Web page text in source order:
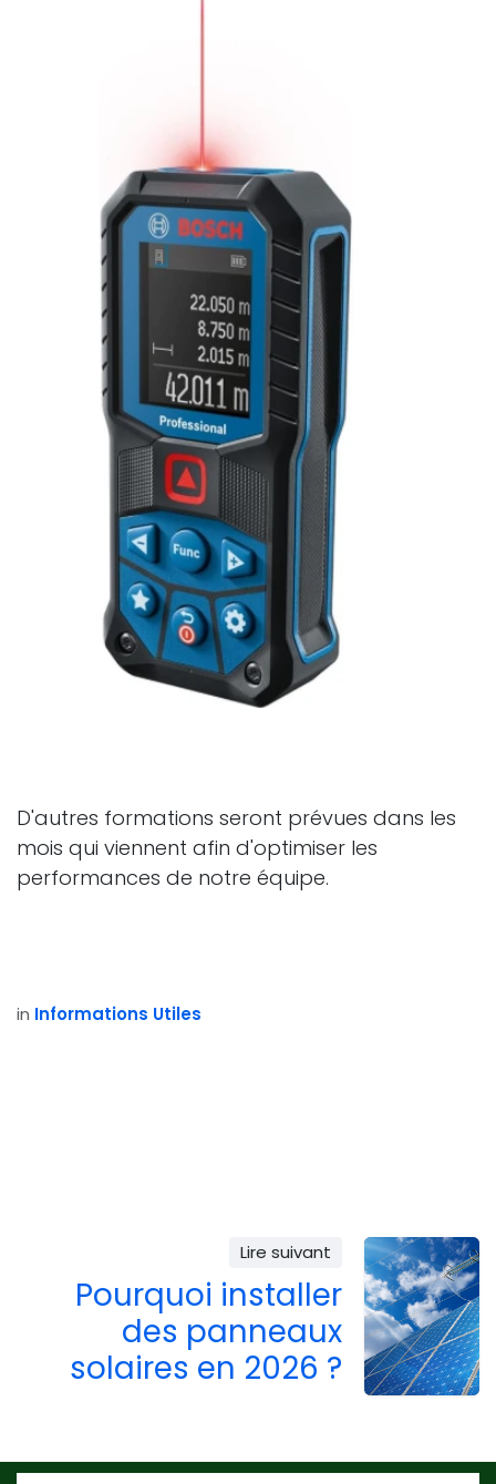
D'autres formations seront prévues dans les
mois qui viennent afin d'optimiser les
performances de notre équipe.
in Informations Utiles
Lire suivant
Pourquoi installer
des panneaux
solaires en 2026 ?